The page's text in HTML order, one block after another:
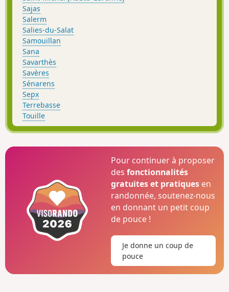
Sajas
Salerm
Salies-du-Salat
Samouillan
Sana
Savarthès
Savères
Sénarens
Sepx
Terrebasse
Touille
Pour continuer à proposer
desfonctionnalités
gratuites et pratiques en
randonnée, soutenez-nous
en donnant un petit coup
de pouce !
Je donne un coup de
pouce